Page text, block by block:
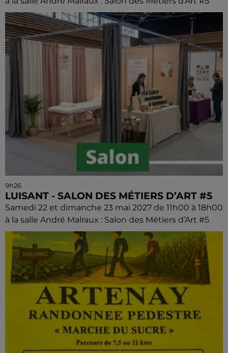
9h26
LUISANT - SALON DES MÉTIERS D’ART #5
Samedi 22 et dimanche 23 mai 2027 de 11h00 à 18h00
à la salle André Malraux : Salon des Métiers d’Art #5